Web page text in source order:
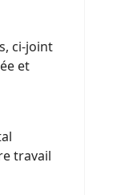
ci-joint
et
travail